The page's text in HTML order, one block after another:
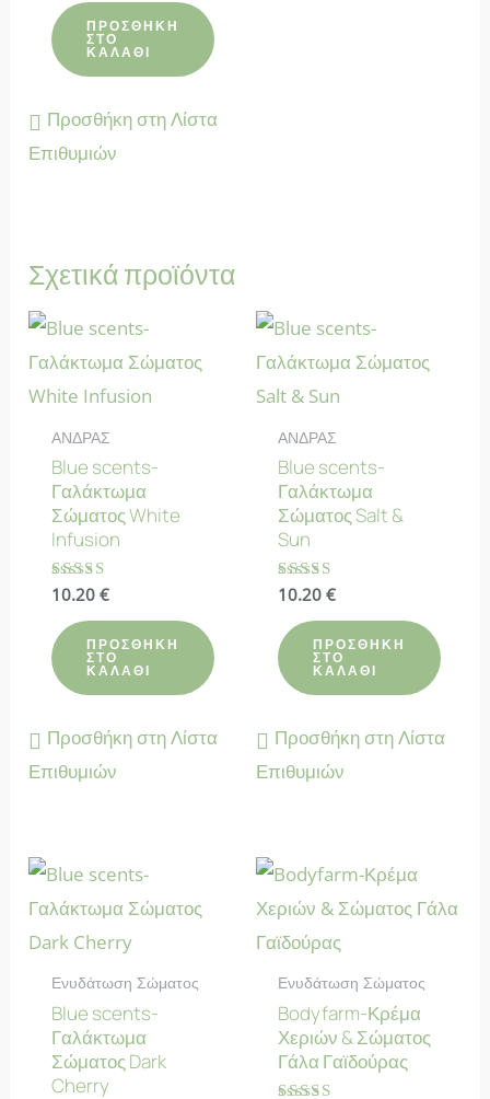
4.86
από 5ΠΡΟΣΘΉΚΗ
ΣΤΟ
ΚΑΛΆΘΙ
Προσθήκη στη Λίστα
Επιθυμιών
Σχετικά προϊόντα
ΑΝΔΡΑΣ
Blue scents-
Γαλάκτωμα
Σώματος White
Infusion
Βαθμολογήθηκε
4.83
από 5
10.20 €
ΠΡΟΣΘΉΚΗ
ΣΤΟ
ΚΑΛΆΘΙ
Προσθήκη στη Λίστα
Επιθυμιών
ΑΝΔΡΑΣ
Blue scents-
Γαλάκτωμα
Σώματος Salt &
Sun
Βαθμολογήθηκε
4.88
από 5
10.20€
ΠΡΟΣΘΉΚΗ
ΣΤΟ
ΚΑΛΆΘΙ
Προσθήκη στη Λίστα
Επιθυμιών
Ενυδάτωση Σώματος
Blue scents-
Γαλάκτωμα
Σώματος Dark
Cherry
Ενυδάτωση Σώματος
Bodyfarm-Κρέμα
Χεριών & Σώματος
Γάλα Γαϊδούρας